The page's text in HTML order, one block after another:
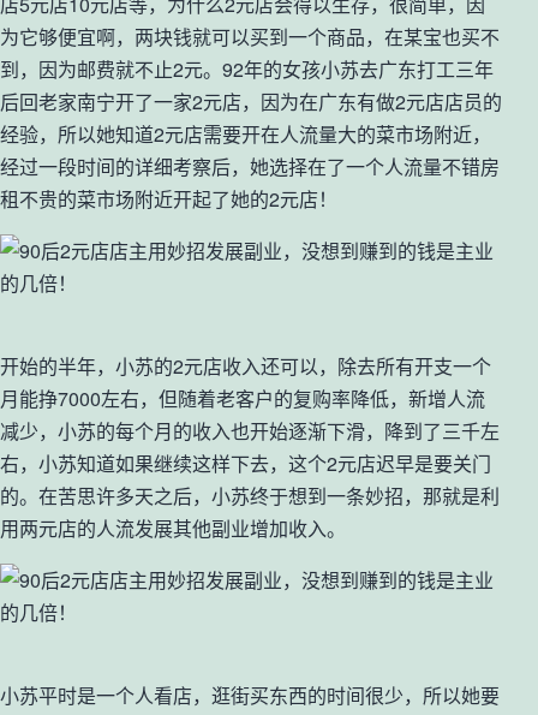
为它够便宜啊，两块钱就可以买到一个商品，在某宝也买不
到，因为邮费就不止2元。92年的女孩小苏去广东打工三年
后回老家南宁开了一家2元店，因为在广东有做2元店店员的
经验，所以她知道2元店需要开在人流量大的菜市场附近，
经过一段时间的详细考察后，她选择在了一个人流量不错房
租不贵的菜市场附近开起了她的2元店！
开始的半年，小苏的2元店收入还可以，除去所有开支一个
月能挣7000左右，但随着老客户的复购率降低，新增人流
减少，小苏的每个月的收入也开始逐渐下滑，降到了三千左
右，小苏知道如果继续这样下去，这个2元店迟早是要关门
的。在苦思许多天之后，小苏终于想到一条妙招，那就是利
用两元店的人流发展其他副业增加收入。
小苏平时是一个人看店，逛街买东西的时间很少，所以她要